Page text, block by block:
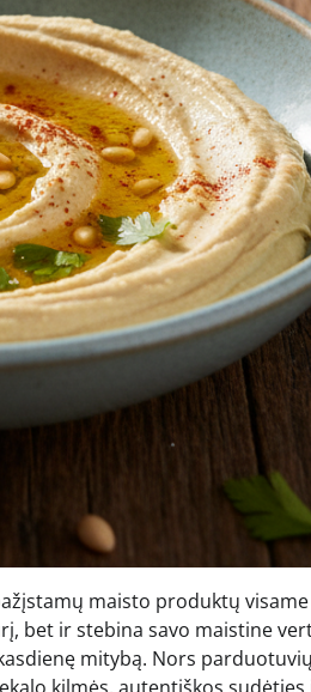
maisto produktų visame
bet ir stebina savo maistine
mitybą. Nors